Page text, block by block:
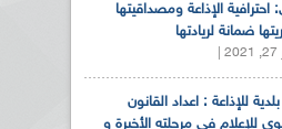
احترافية الإذاعة ومصداقيتها
ضمانة لريادتها
للإذاعة : اعداد القانون
للإعلام في مرحلته الأخيرة و